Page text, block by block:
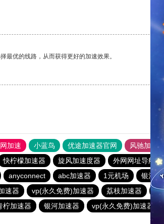
最优的线路，从而获得更好的加速效果。
加速 小蓝鸟 优途加速器官网 风驰加速器
快柠檬加速器 旋风加速度器 外网网址导航
anyconnect abc加速器 1元机场 银河加
速器 vp(永久免费)加速器 荔枝加速器 蜜
柠加速器 银河加速器 vp(永久免费)加速器